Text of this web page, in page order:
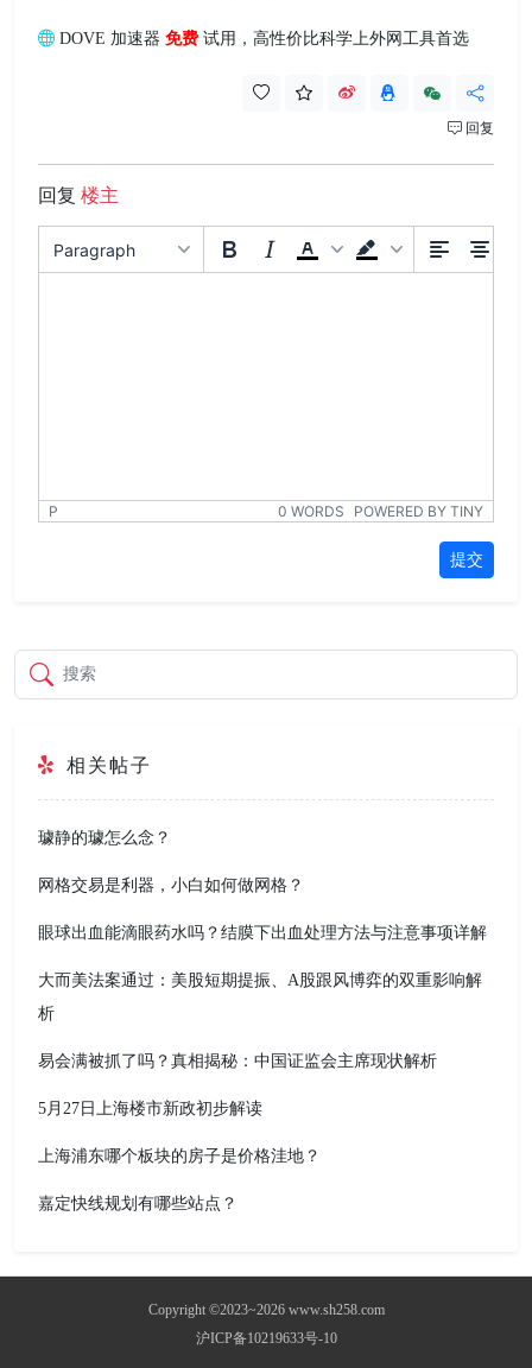
DOVE 加速器 免费 试用，高性价比科学上外网工具首选
回复
回复 楼主
Paragraph
P 0 WORDS POWERED BY TINY
提交
搜索
相关帖子
璩静的璩怎么念？
网格交易是利器，小白如何做网格？
眼球出血能滴眼药水吗？结膜下出血处理方法与注意事项详解
大而美法案通过：美股短期提振、A股跟风博弈的双重影响解
析
易会满被抓了吗？真相揭秘：中国证监会主席现状解析
5月27日上海楼市新政初步解读
上海浦东哪个板块的房子是价格洼地？
嘉定快线规划有哪些站点？
Copyright ©2023~2026 www.sh258.com
沪ICP备10219633号-10